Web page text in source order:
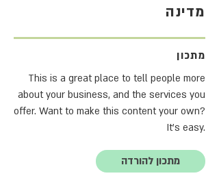
מדינה
מתכון
This is a great place to tell people more
about your business, and the services you
offer. Want to make this content your own?
It's easy.
מתכון להורדה